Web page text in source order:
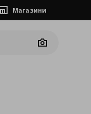
Магазини
Camera